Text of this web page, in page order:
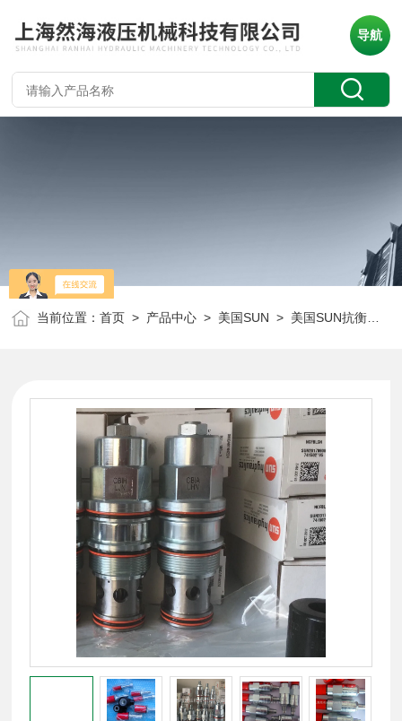
导航
当前位置：首页 > 产品中心 > 美国SUN > 美国SUN抗衡阀